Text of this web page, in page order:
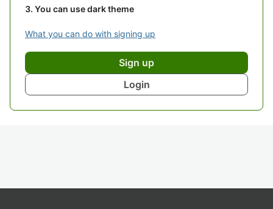
You can use dark theme
What you can do with signing up
Sign up
Login